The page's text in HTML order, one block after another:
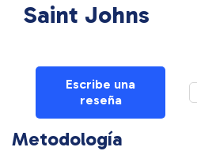
Saint Johns
Escribe una
reseña
Metodología